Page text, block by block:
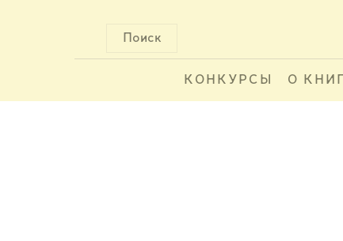
Поиск
КОНКУРСЫ О